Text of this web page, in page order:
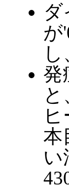
ダ
が
発
本
い